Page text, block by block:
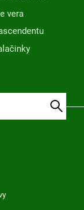
vera